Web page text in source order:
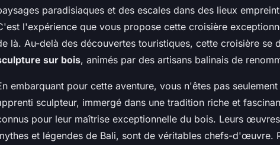
paradisiaques et des escales dans des lieux
l'expérience que vous propose cette croisière
là. Au-delà des découvertes touristiques, cette croisière se
sur bois, animés par des artisans balinais de
embarquant pour cette aventure, vous n'êtes pas
sculpteur, immergé dans une tradition riche et
pour leur maîtrise exceptionnelle du bois. Leurs
et légendes de Bali, sont de véritables chefs-d'œuvre.